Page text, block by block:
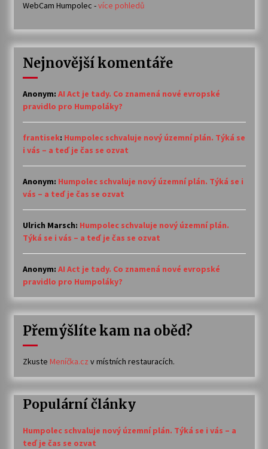
WebCam Humpolec -více pohledů
Nejnovější komentáře
Anonym: AI Act je tady. Co znamená nové evropské
pravidlo pro Humpoláky?
frantisek: Humpolec schvaluje nový územní plán. Týká se
i vás – a teď je čas se ozvat
Anonym: Humpolec schvaluje nový územní plán. Týká se i
vás – a teď je čas se ozvat
Ulrich Marsch: Humpolec schvaluje nový územní plán.
Týká se i vás – a teď je čas se ozvat
Anonym: AI Act je tady. Co znamená nové evropské
pravidlo pro Humpoláky?
Přemýšlíte kam na oběd?
Zkuste Meníčka.cz v místních restauracích.
Populární články
Humpolec schvaluje nový územní plán. Týká se i vás – a
teď je čas se ozvat